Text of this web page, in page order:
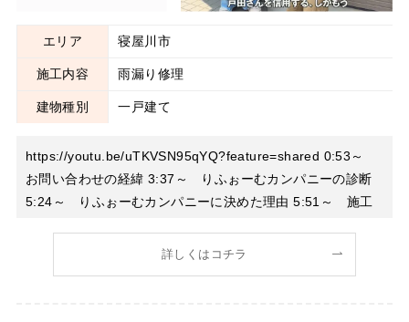
エリア 寝屋川市
施工内容 雨漏り修理
建物種別 一戸建て
https://youtu.be/uTKVSN95qYQ?feature=shared 0:53～
お問い合わせの経緯 3:37～ りふぉーむカンパニーの診断
5:24～ りふぉーむカンパニーに決めた理由 5:51～ 施工
詳しくはコチラ